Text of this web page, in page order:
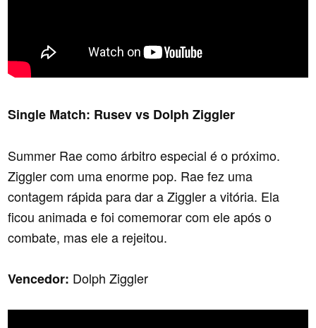
Single Match: Rusev vs Dolph Ziggler
Summer Rae como árbitro especial é o próximo.
Ziggler com uma enorme pop. Rae fez uma
contagem rápida para dar a Ziggler a vitória. Ela
ficou animada e foi comemorar com ele após o
combate, mas ele a rejeitou.
Vencedor: Dolph Ziggler